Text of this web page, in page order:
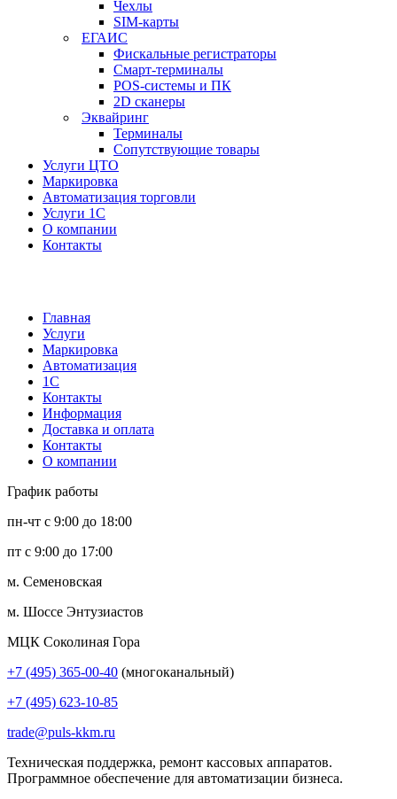
Чехлы
SIM-карты
ЕГАИС
Фискальные регистраторы
Смарт-терминалы
POS-системы и ПК
2D сканеры
Эквайринг
Терминалы
Сопутствующие товары
Услуги ЦТО
Маркировка
Автоматизация торговли
Услуги 1С
О компании
Контакты
Главная
Услуги
Маркировка
Автоматизация
1С
Контакты
Информация
Доставка и оплата
Контакты
О компании
График работы
пн-чт с 9:00 до 18:00
пт с 9:00 до 17:00
м. Семеновская
м. Шоссе Энтузиастов
МЦК Соколиная Гора
+7 (495) 365-00-40 (многоканальный)
+7 (495) 623-10-85
trade@puls-kkm.ru
Техническая поддержка, ремонт кассовых аппаратов.
Программное обеспечение для автоматизации бизнеса.